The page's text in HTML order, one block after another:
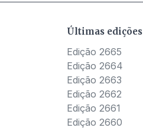
Últimas edições
Edição 2665
Edição 2664
Edição 2663
Edição 2662
Edição 2661
Edição 2660